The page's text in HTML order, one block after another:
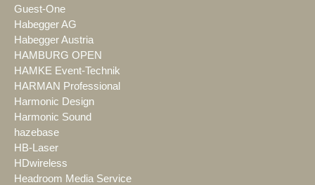
Guest-One
Habegger AG
Habegger Austria
HAMBURG OPEN
HAMKE Event-Technik
HARMAN Professional
Harmonic Design
Harmonic Sound
hazebase
HB-Laser
HDwireless
Headroom Media Service